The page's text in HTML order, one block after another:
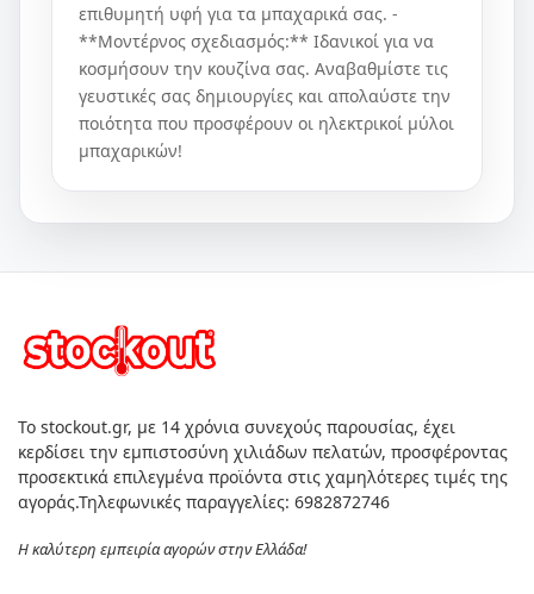
επιθυμητή υφή για τα μπαχαρικά σας. -
**Μοντέρνος σχεδιασμός:** Ιδανικοί για να
κοσμήσουν την κουζίνα σας. Αναβαθμίστε τις
γευστικές σας δημιουργίες και απολαύστε την
ποιότητα που προσφέρουν οι ηλεκτρικοί μύλοι
μπαχαρικών!
Το stockout.gr, με 14 χρόνια συνεχούς παρουσίας, έχει
κερδίσει την εμπιστοσύνη χιλιάδων πελατών, προσφέροντας
προσεκτικά επιλεγμένα προϊόντα στις χαμηλότερες τιμές της
αγοράς.Τηλεφωνικές παραγγελίες: 6982872746
Η καλύτερη εμπειρία αγορών στην Ελλάδα!